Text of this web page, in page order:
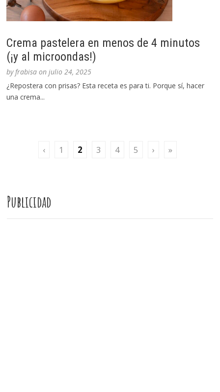
Crema pastelera en menos de 4 minutos
(¡y al microondas!)
byfrabisa onjulio 24, 2025
¿Repostera con prisas? Esta receta es para ti. Porque sí, hacer
una crema...
‹ 1 2 3 4 5 › »
Publicidad